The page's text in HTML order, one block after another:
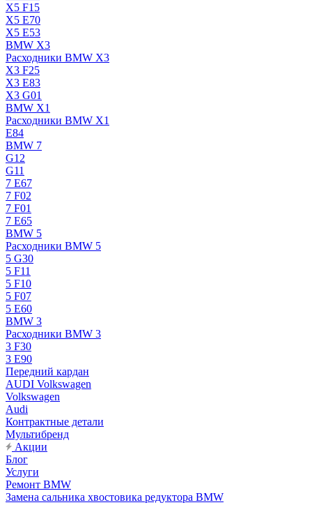
X5 F15
X5 E70
X5 E53
BMW X3
Расходники BMW X3
X3 F25
X3 E83
X3 G01
BMW X1
Расходники BMW X1
E84
BMW 7
G12
G11
7 Е67
7 F02
7 F01
7 E65
BMW 5
Расходники BMW 5
5 G30
5 F11
5 F10
5 F07
5 E60
BMW 3
Расходники BMW 3
3 F30
3 E90
Передний кардан
AUDI Volkswagen
Volkswagen
Audi
Контрактные детали
Мультибренд
Акции
Блог
Услуги
Ремонт BMW
Замена сальника хвостовика редуктора BMW